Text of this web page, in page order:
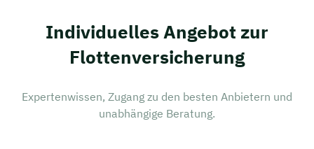
Individuelles Angebot zur
Flottenversicherung
Expertenwissen, Zugang zu den besten Anbietern und
unabhängige Beratung.